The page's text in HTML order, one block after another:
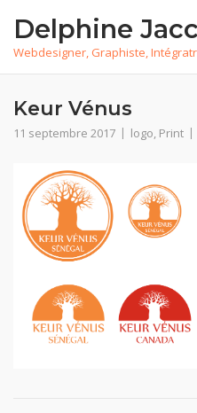
content
Delphine
Webdesigner, Graphiste,
Keur Vénus
11 septembre 2017 logo, Print